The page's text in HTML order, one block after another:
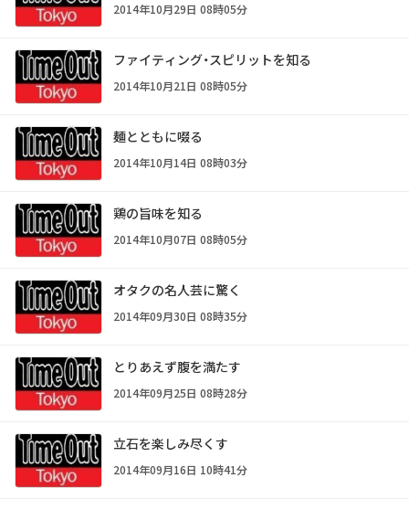
2014年10月29日 08時05分
ファイティング・スピリットを知る
2014年10月21日 08時05分
麺とともに啜る
2014年10月14日 08時03分
鶏の旨味を知る
2014年10月07日 08時05分
オタクの名人芸に驚く
2014年09月30日 08時35分
とりあえず腹を満たす
2014年09月25日 08時28分
立石を楽しみ尽くす
2014年09月16日 10時41分